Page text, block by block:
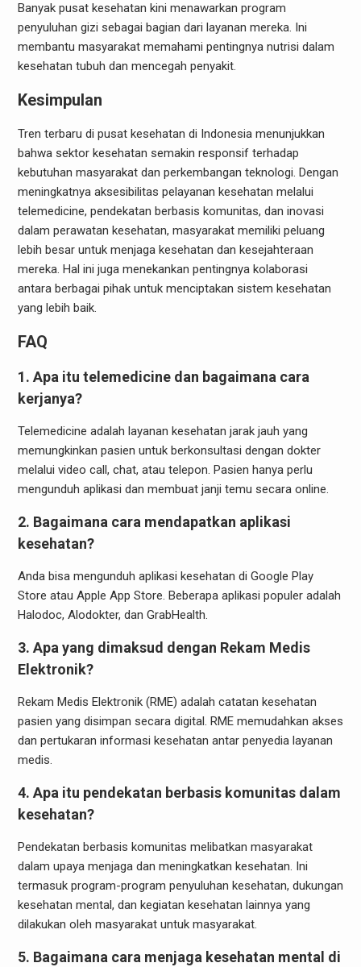
Banyak pusat kesehatan kini menawarkan program
penyuluhan gizi sebagai bagian dari layanan mereka. Ini
membantu masyarakat memahami pentingnya nutrisi dalam
kesehatan tubuh dan mencegah penyakit.
Kesimpulan
Tren terbaru di pusat kesehatan di Indonesia menunjukkan
bahwa sektor kesehatan semakin responsif terhadap
kebutuhan masyarakat dan perkembangan teknologi. Dengan
meningkatnya aksesibilitas pelayanan kesehatan melalui
telemedicine, pendekatan berbasis komunitas, dan inovasi
dalam perawatan kesehatan, masyarakat memiliki peluang
lebih besar untuk menjaga kesehatan dan kesejahteraan
mereka. Hal ini juga menekankan pentingnya kolaborasi
antara berbagai pihak untuk menciptakan sistem kesehatan
yang lebih baik.
FAQ
1. Apa itu telemedicine dan bagaimana cara
kerjanya?
Telemedicine adalah layanan kesehatan jarak jauh yang
memungkinkan pasien untuk berkonsultasi dengan dokter
melalui video call, chat, atau telepon. Pasien hanya perlu
mengunduh aplikasi dan membuat janji temu secara online.
2. Bagaimana cara mendapatkan aplikasi
kesehatan?
Anda bisa mengunduh aplikasi kesehatan di Google Play
Store atau Apple App Store. Beberapa aplikasi populer adalah
Halodoc, Alodokter, dan GrabHealth.
3. Apa yang dimaksud dengan Rekam Medis
Elektronik?
Rekam Medis Elektronik (RME) adalah catatan kesehatan
pasien yang disimpan secara digital. RME memudahkan akses
dan pertukaran informasi kesehatan antar penyedia layanan
medis.
4. Apa itu pendekatan berbasis komunitas dalam
kesehatan?
Pendekatan berbasis komunitas melibatkan masyarakat
dalam upaya menjaga dan meningkatkan kesehatan. Ini
termasuk program-program penyuluhan kesehatan, dukungan
kesehatan mental, dan kegiatan kesehatan lainnya yang
dilakukan oleh masyarakat untuk masyarakat.
5. Bagaimana cara menjaga kesehatan mental di